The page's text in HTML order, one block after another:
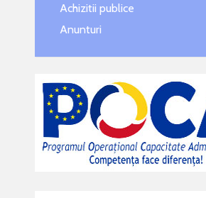
Achizitii publice
Anunturi